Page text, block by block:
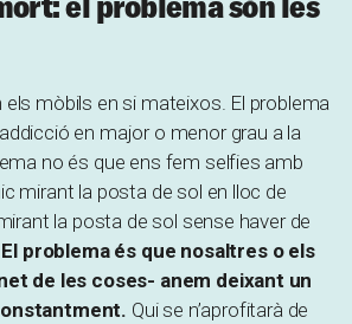
els mòbils en si mateixos. El problema
en major o menor grau a la
no és que ens fem selfies amb
mirant la posta de sol en lloc de
la posta de sol sense haver de
El problema és que nosaltres o els
de les coses- anem deixant un
Qui se n’aprofitarà de